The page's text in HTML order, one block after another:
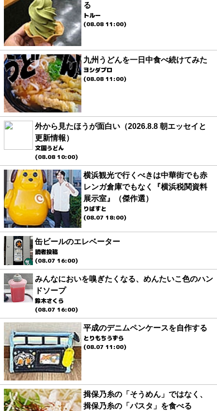
る
トルー
(08.08 11:00)
九州うどんを一日中食べ続けてみた
ヨシダプロ
(08.08 11:00)
外から見たほうが面白い（2026.8.8 朝エッセイと
更新情報）
文園うどん
(08.08 10:00)
横浜観光で行くべきは中華街でも赤
レンガ倉庫でもなく『横浜税関資料
展示室』（傑作選）
りばすと
(08.07 18:00)
缶ビールのエレベーター
読者投稿
(08.07 16:00)
みんなにおいを嗅ぎたくなる、めんたいこ色のハン
ドソープ
鈴木さくら
(08.07 16:00)
平成のデニムペンケースを自作する
とりもちうずら
(08.07 11:00)
揖保乃糸の「そうめん」ではなく、
揖保乃糸の「パスタ」を食べる